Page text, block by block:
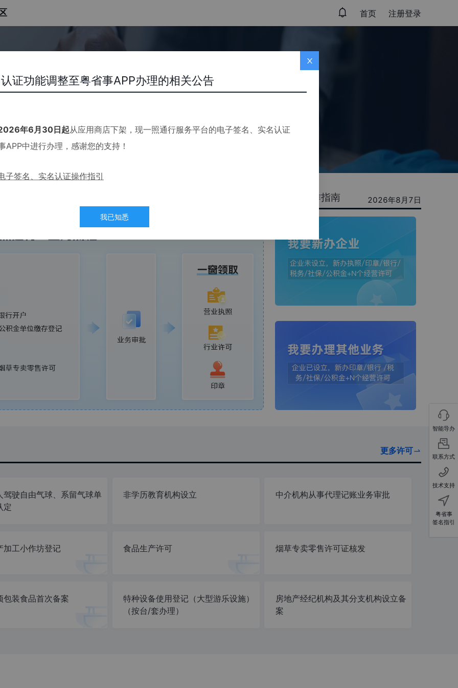
首页 注册登录
专区
操作指南 2026年8月7日
更多许可
驾驶自由气球、系留气球单
定
非学历教育机构设立 中介机构从事代理记账业务审批
加工小作坊登记 食品生产许可 烟草专卖零售许可证核发
包装食品首次备案
特种设备使用登记（大型游乐设施）
（按台/套办理）
房地产经纪机构及其分支机构设立备
案
智能导办
联系方式
技术支持
粤省事
签名指引
证功能调整至粤省事APP办理的相关公告
年6月30日起从应用商店下架，现一照通行服务平台的电子签名、实名认证
APP中进行办理，感谢您的支持！
子签名、实名认证操作指引
我已知悉